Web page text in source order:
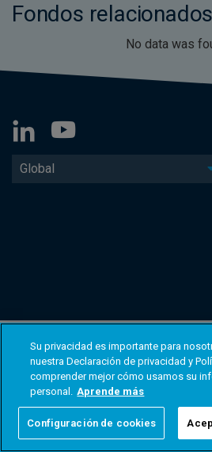
Fondos relacionados
No data was
Global
Su privacidad es importante para
nuestra Declaración de privacidad y
comprender mejor cómo usamos su
personal. Aprende más
Configuración de cookies